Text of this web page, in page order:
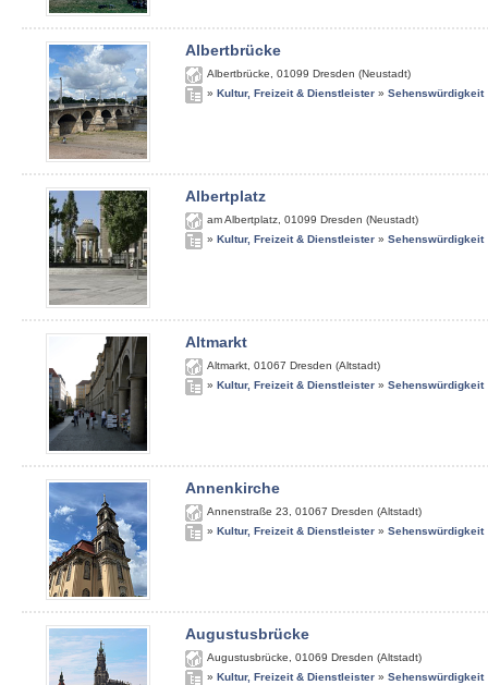
Albertbrücke
Albertbrücke 01099 Dresden (Neustadt)
» Kultur, Freizeit & Dienstleister » Sehenswürdigkeit
Albertplatz
am Albertplatz 01099 Dresden (Neustadt)
» Kultur, Freizeit & Dienstleister » Sehenswürdigkeit
Altmarkt
Altmarkt 01067 Dresden (Altstadt)
» Kultur, Freizeit & Dienstleister » Sehenswürdigkeit
Annenkirche
Annenstraße 23 01067 Dresden (Altstadt)
» Kultur, Freizeit & Dienstleister » Sehenswürdigkeit
Augustusbrücke
Augustusbrücke 01069 Dresden (Altstadt)
» Kultur, Freizeit & Dienstleister » Sehenswürdigkeit